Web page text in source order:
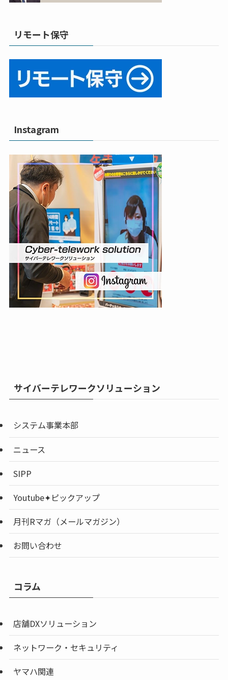
リモート保守
Instagram
サイバーテレワークソリューション
システム事業本部
ニュース
SIPP
Youtube✦ピックアップ
月刊Rマガ（メールマガジン）
お問い合わせ
コラム
店舗DXソリューション
ネットワーク・セキュリティ
ヤマハ関連